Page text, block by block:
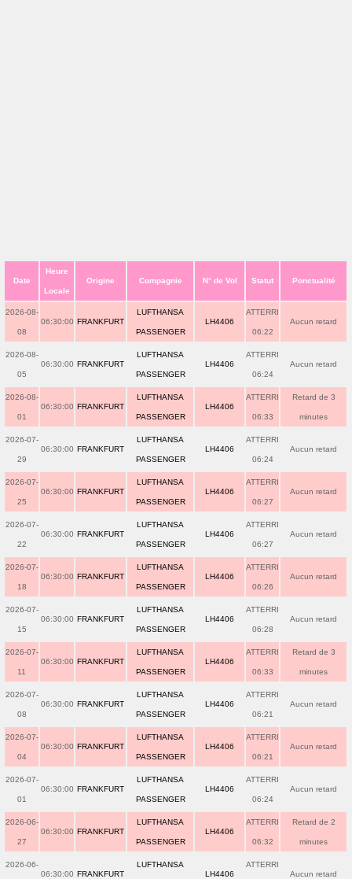
Date
Heure
Locale
Origine Compagnie N° de Vol Statut Ponctualité
2026-08-
08
06:30:00 FRANKFURT
LUFTHANSA
PASSENGER
LH4406
ATTERRI
06:22
Aucun retard
2026-08-
05
06:30:00 FRANKFURT
LUFTHANSA
PASSENGER
LH4406
ATTERRI
06:24
Aucun retard
2026-08-
01
06:30:00 FRANKFURT
LUFTHANSA
PASSENGER
LH4406
ATTERRI
06:33
Retard de 3
minutes
2026-07-
29
06:30:00 FRANKFURT
LUFTHANSA
PASSENGER
LH4406
ATTERRI
06:24
Aucun retard
2026-07-
25
06:30:00 FRANKFURT
LUFTHANSA
PASSENGER
LH4406
ATTERRI
06:27
Aucun retard
2026-07-
22
06:30:00 FRANKFURT
LUFTHANSA
PASSENGER
LH4406
ATTERRI
06:27
Aucun retard
2026-07-
18
06:30:00 FRANKFURT
LUFTHANSA
PASSENGER
LH4406
ATTERRI
06:26
Aucun retard
2026-07-
15
06:30:00 FRANKFURT
LUFTHANSA
PASSENGER
LH4406
ATTERRI
06:28
Aucun retard
2026-07-
11
06:30:00 FRANKFURT
LUFTHANSA
PASSENGER
LH4406
ATTERRI
06:33
Retard de 3
minutes
2026-07-
08
06:30:00 FRANKFURT
LUFTHANSA
PASSENGER
LH4406
ATTERRI
06:21
Aucun retard
2026-07-
04
06:30:00 FRANKFURT
LUFTHANSA
PASSENGER
LH4406
ATTERRI
06:21
Aucun retard
2026-07-
01
06:30:00 FRANKFURT
LUFTHANSA
PASSENGER
LH4406
ATTERRI
06:24
Aucun retard
2026-06-
27
06:30:00 FRANKFURT
LUFTHANSA
PASSENGER
LH4406
ATTERRI
06:32
Retard de 2
minutes
2026-06-
06:30:00 FRANKFURT
LUFTHANSA
LH4406
ATTERRI
Aucun retard